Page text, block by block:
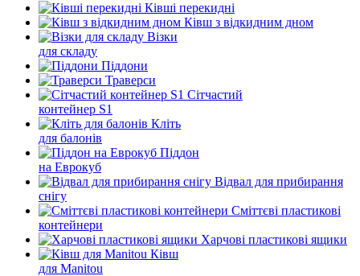
Ківші перекидні
Ківш з відкидним дном
Візки
для складу
Піддони
Траверси
Сітчастий
контейнер S1
Кліть
для балонів
Піддон
на Еврокуб
Відвал для прибирання
снігу
Cміттєві пластикові
контейнери
Харчові пластикові ящики
Ківш
для Manitou